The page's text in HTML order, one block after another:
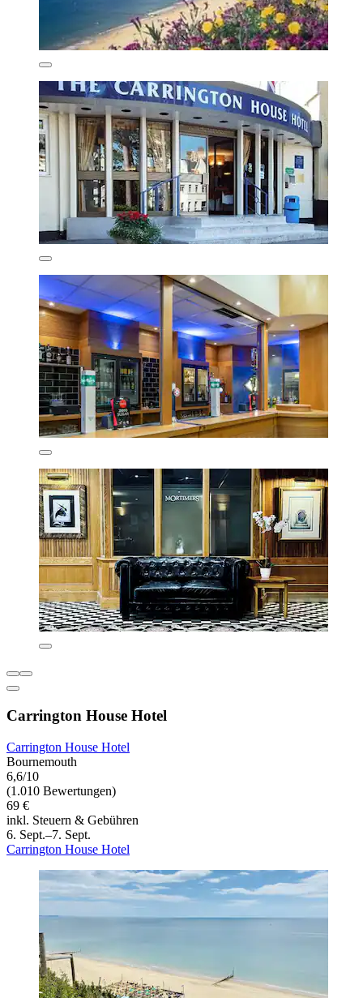
Carrington House Hotel
Carrington House Hotel
Bournemouth
6,6/10
(1.010 Bewertungen)
69 €
inkl. Steuern & Gebühren
6. Sept.–7. Sept.
Carrington House Hotel